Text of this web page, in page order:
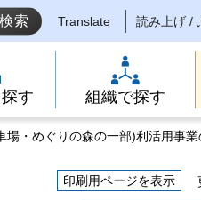
Translate 読み上げ /
す 組織で探す
・めぐりの森の一部)利活用事
印刷用ページを表示